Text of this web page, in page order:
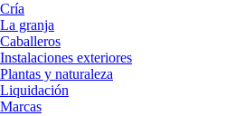
Cría
La granja
Caballeros
Instalaciones exteriores
Plantas y naturaleza
Liquidación
Marcas